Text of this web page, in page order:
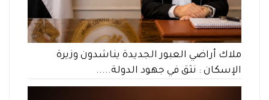
ملاك أراضي العبور الجديدة يناشدون وزيرة
الإسكان : نثق في جهود الدولة.....